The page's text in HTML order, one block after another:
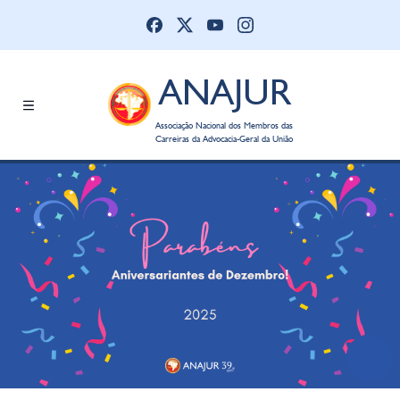
ANAJUR
Associação Nacional dos Membros das
Carreiras da Advocacia-Geral da União